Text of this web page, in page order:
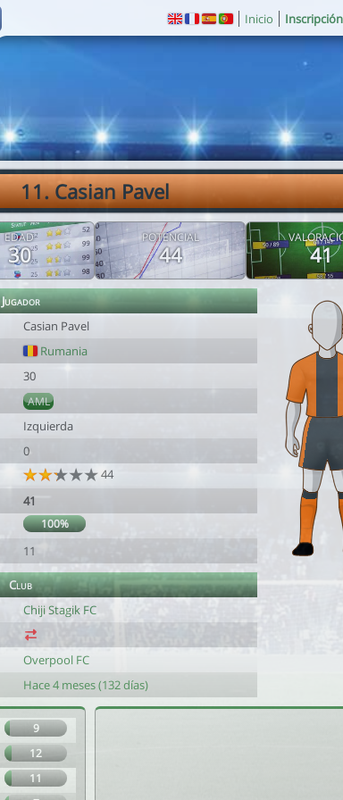
Inicio Inscripción
11. Casian Pavel
EDAD
30
POTENCIAL
44 41
Jugador
Casian Pavel
Rumania
30
AML
Izquierda
0
44
41
100%
11
Club
Chiji Stagik FC
Overpool FC
Hace 4 meses (132 días)
9
12
11